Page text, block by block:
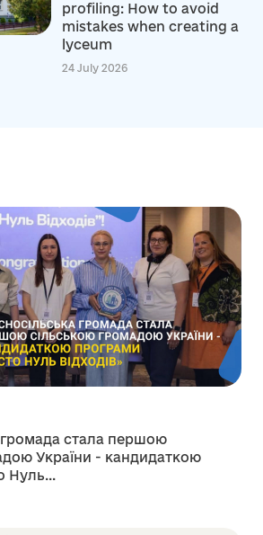
profiling: How to avoid
mistakes when creating a
lyceum
24 July 2026
громада стала першою
України - кандидаткою
Нуль...